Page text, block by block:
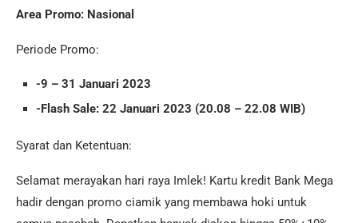
Area Promo: Nasional
Periode Promo:
-9 – 31 Januari 2023
-Flash Sale: 22 Januari 2023 (20.08 – 22.08 WIB)
Syarat dan Ketentuan:
Selamat merayakan hari raya Imlek! Kartu kredit Bank Mega
hadir dengan promo ciamik yang membawa hoki untuk